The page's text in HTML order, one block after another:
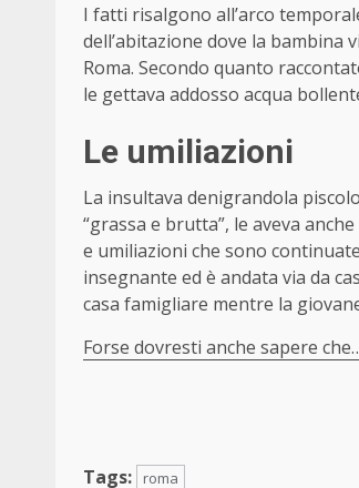
I fatti risalgono all’arco
dell’abitazione dove la
Roma. Secondo quanto
le gettava addosso acqua
Le umiliazioni
La insultava denigrandola
“grassa e brutta”, le aveva
e umiliazioni che sono
insegnante ed è andata via da
casa famigliare mentre la
Forse dovresti anche sapere
Tags: roma